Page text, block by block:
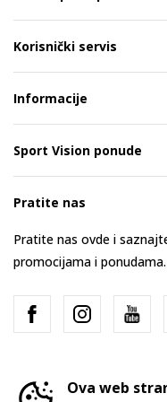
Korisnički servis
Informacije
Sport Vision ponude
Pratite nas
Pratite nas ovde i
promocijama i ponudama.
Ova web